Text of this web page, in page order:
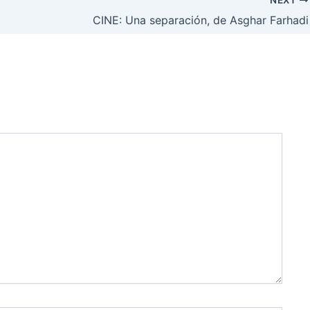
CINE: Una separación, de Asghar Farhadi